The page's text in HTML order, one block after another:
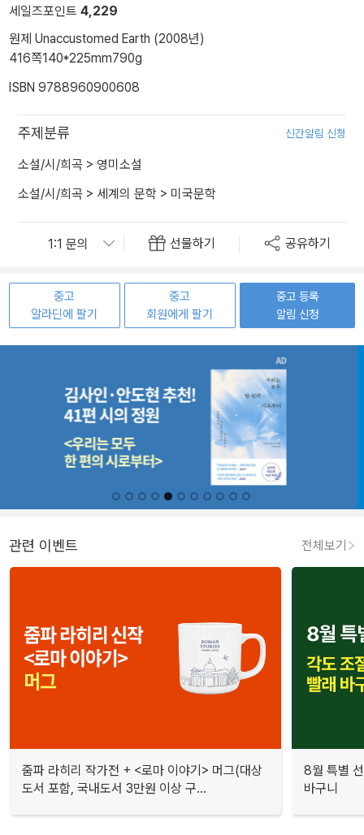
세일즈포인트 4,229
원제 Unaccustomed Earth (2008년)
416쪽140*225mm790g
ISBN 9788960900608
주제분류 신간알림 신청
소설/시/희곡 > 영미소설
소설/시/희곡 > 세계의 문학 > 미국문학
선물하기 공유하기
중고
알라딘에 팔기
중고
회원에게 팔기
중고 등록
알림 신청
관련 이벤트 전체보기
줌파 라히리 작가전 + <로마 이야기> 머그(대상
도서 포함, 국내도서 3만원 이상 구...
8월 특별
바구니